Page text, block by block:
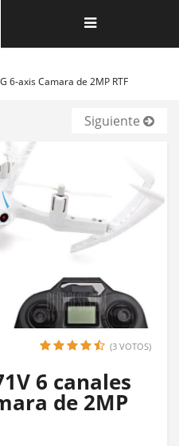
Navegación
palanca
6-axis Camara de 2MP RTF
Siguiente
(3 VOTOS)
6 canales
de 2MP